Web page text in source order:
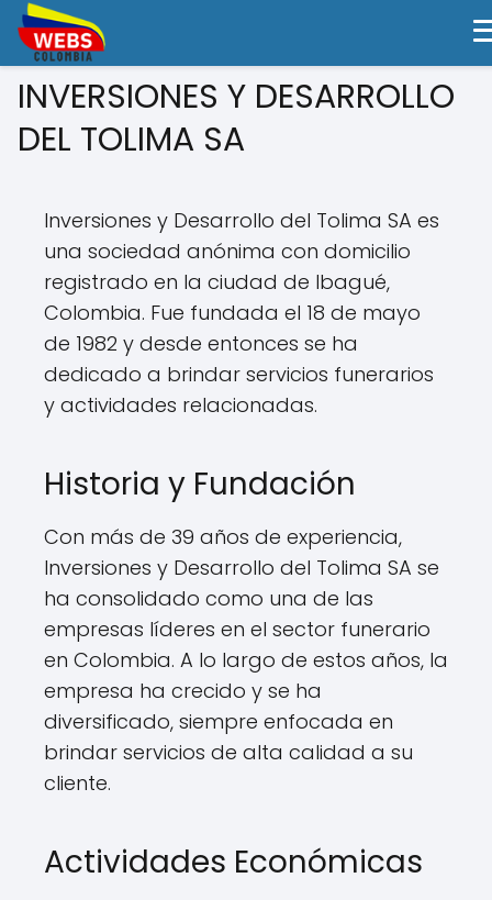
INVERSIONES Y DESARROLLO
DEL TOLIMA SA
Inversiones y Desarrollo del Tolima SA es
una sociedad anónima con domicilio
registrado en la ciudad de Ibagué,
Colombia. Fue fundada el 18 de mayo
de 1982 y desde entonces se ha
dedicado a brindar servicios funerarios
y actividades relacionadas.
Historia y Fundación
Con más de 39 años de experiencia,
Inversiones y Desarrollo del Tolima SA se
ha consolidado como una de las
empresas líderes en el sector funerario
en Colombia. A lo largo de estos años, la
empresa ha crecido y se ha
diversificado, siempre enfocada en
brindar servicios de alta calidad a su
cliente.
Actividades Económicas